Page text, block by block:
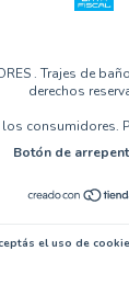
el uso de
. Trajes de
derechos
los consumidores.
Botón de